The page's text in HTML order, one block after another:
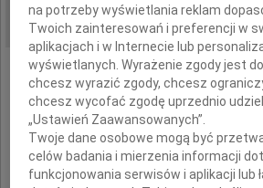
DATA EMISJI: 13.08.2021
na potrzeby wyświetlania reklam
Twoich zainteresowań i preferencji w
aplikacjach i w Internecie lub
wyświetlanych. Wyrażenie zgody jest
chcesz wyrazić zgody, chcesz
chcesz wycofać zgodę uprzednio
„Ustawień Zaawansowanych”.
Twoje dane osobowe mogą być
celów badania i mierzenia informacji
funkcjonowania serwisów i aplikacji lub